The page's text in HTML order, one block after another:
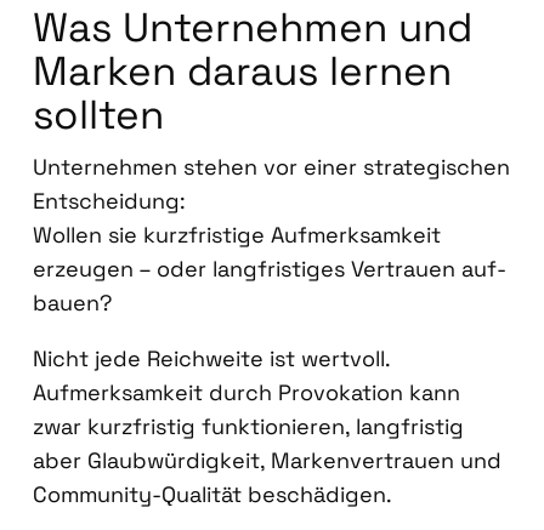
Was Unter­neh­men und
Mar­ken dar­aus ler­nen
soll­ten
Unter­neh­men ste­hen vor einer stra­te­gi­schen
Ent­schei­dung:
Wol­len sie kurz­fris­ti­ge Auf­merk­sam­keit
erzeu­gen – oder lang­fris­ti­ges Ver­trau­en auf­
bau­en?
Nicht jede Reich­wei­te ist wert­voll.
Auf­merk­sam­keit durch Pro­vo­ka­ti­on kann
zwar kurz­fris­tig funk­tio­nie­ren, lang­fris­tig
aber Glaub­wür­dig­keit, Mar­ken­ver­trau­en und
Com­mu­ni­ty-Qua­li­tät beschä­di­gen.